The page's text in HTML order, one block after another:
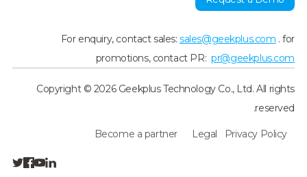
For enquiry, contact sales:sales@geekplus.com . for
promotions, contact PR:pr@geekplus.com
Copyright © 2026 Geekplus Technology Co., Ltd. All rights
reserved.
Privacy Policy
Legal
Become a partner